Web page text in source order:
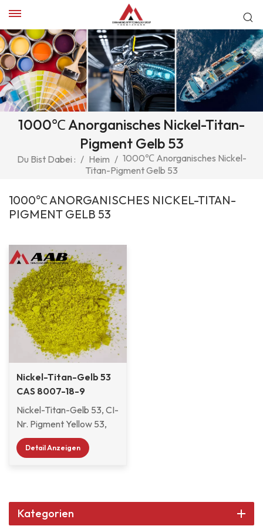
1000℃ Anorganisches Nickel-Titan-
Pigment Gelb 53
Du Bist Dabei : / Heim / 1000℃ Anorganisches Nickel-
Titan-Pigment Gelb 53
1000℃ ANORGANISCHES NICKEL-TITAN-
PIGMENT GELB 53
Nickel-Titan-Gelb 53
CAS 8007-18-9
Nickel-Titan-Gelb 53, CI-
Nr. Pigment Yellow 53,
CAS-Nr. 8007-18-9,
Molekularformel
umweltfreundliches,
hochtemperaturbeständiges
Detail Anzeigen
Kategorien